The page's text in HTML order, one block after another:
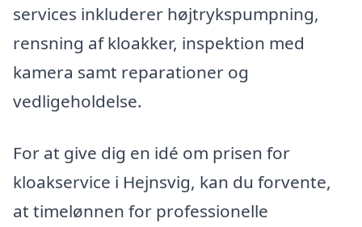
services inkluderer højtrykspumpning,
rensning af kloakker, inspektion med
kamera samt reparationer og
vedligeholdelse.
For at give dig en idé om prisen for
kloakservice i Hejnsvig, kan du forvente,
at timelønnen for professionelle